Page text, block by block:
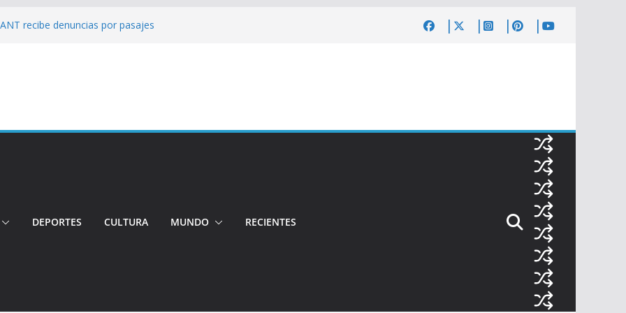
recibe denuncias por pasajes
Dos jóvenes quiteños desaparecen
irregulares fueron detectados en el
DEPORTES CULTURA MUNDO RECIENTES